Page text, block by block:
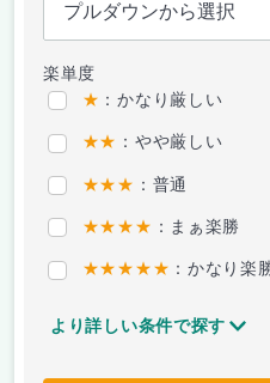
楽単度
★ ：かなり厳しい
★★ ：やや厳しい
★★★ ：普通
★★★★ ：まぁ楽勝
★★★★★ ：かなり楽
より詳しい条件で探す